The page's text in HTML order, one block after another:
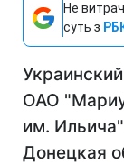
Не
суть з
ОАО
им.
Донецкая